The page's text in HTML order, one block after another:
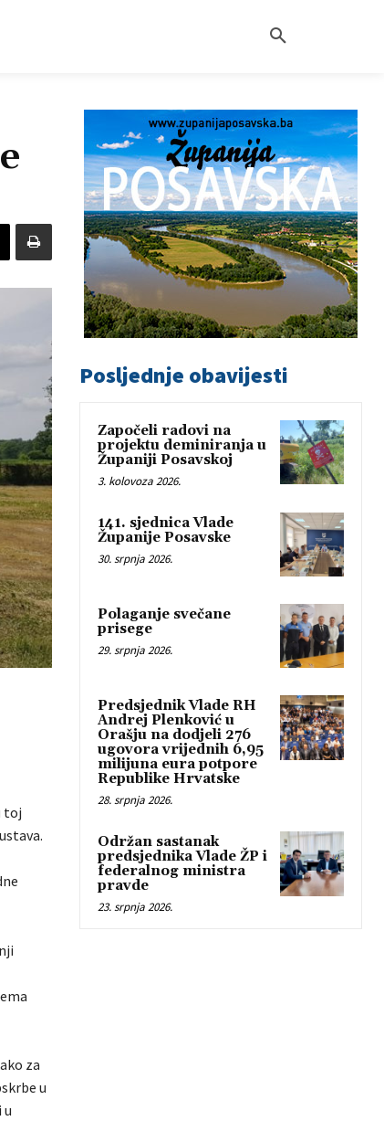
toj
za
u
u
Posljednje obavijesti
Započeli radovi na
projektu deminiranja u
Županiji Posavskoj
3. kolovoza 2026.
141. sjednica Vlade
Županije Posavske
30. srpnja 2026.
Polaganje svečane
prisege
29. srpnja 2026.
Predsjednik Vlade RH
Andrej Plenković u
Orašju na dodjeli 276
ugovora vrijednih 6,95
milijuna eura potpore
Republike Hrvatske
28. srpnja 2026.
Održan sastanak
predsjednika Vlade ŽP i
federalnog ministra
pravde
23. srpnja 2026.